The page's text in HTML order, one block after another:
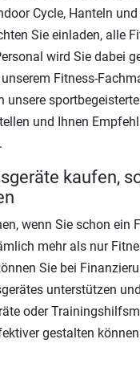
Cycle, Hanteln
Sie einladen, alle
wird Sie dabei
Fitness-
und Ihnen
kaufen,
wenn Sie schon ein
mehr als nur
Sie bei
unterstützen
oder
gestalten